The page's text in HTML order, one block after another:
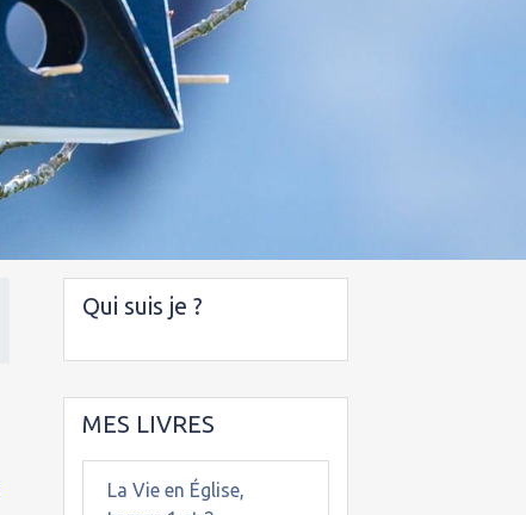
Qui suis je ?
MES LIVRES
La Vie en Église,